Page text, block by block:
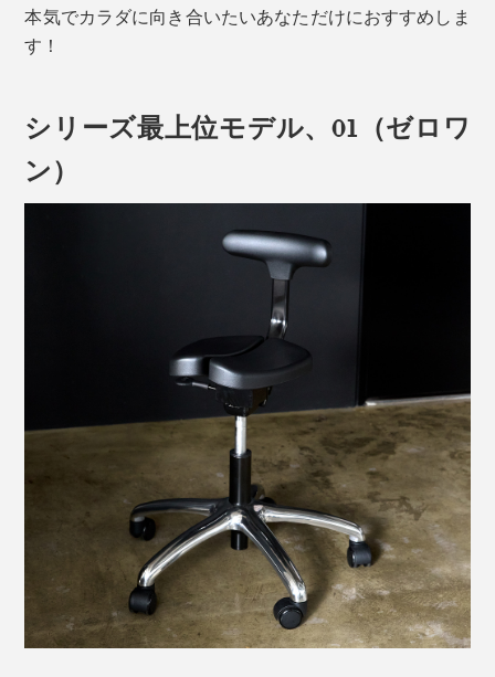
本気でカラダに向き合いたいあなただけにおすすめしま
す！
シリーズ最上位モデル、01（ゼロワ
ン）